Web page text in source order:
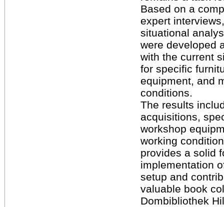
Based on a
expert
situational
were developed
with the current
for specific
equipment, and
conditions.
The results
acquisitions,
workshop
working
provides a solid
implementation
setup and
valuable book
Dombibliothek